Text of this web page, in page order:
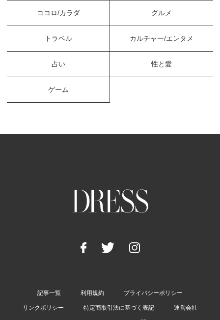
ココロ/カラダ グルメ
トラベル カルチャー/エンタメ
占い 性と愛
ゲーム
記事一覧 利用規約 プライバシーポリシー
リンクポリシー 特定商取引法に基づく表記 運営会社